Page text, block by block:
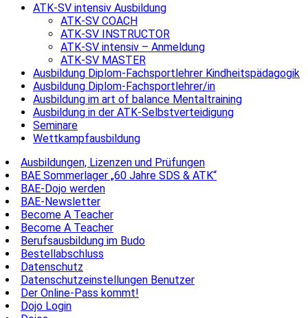
ATK-SV intensiv Ausbildung
ATK-SV COACH
ATK-SV INSTRUCTOR
ATK-SV intensiv – Anmeldung
ATK-SV MASTER
Ausbildung Diplom-Fachsportlehrer Kindheitspädagogik
Ausbildung Diplom-Fachsportlehrer/in
Ausbildung im art of balance Mentaltraining
Ausbildung in der ATK-Selbstverteidigung
Seminare
Wettkampfausbildung
Ausbildungen, Lizenzen und Prüfungen
BAE Sommerlager „60 Jahre SDS & ATK“
BAE-Dojo werden
BAE-Newsletter
Become A Teacher
Become A Teacher
Berufsausbildung im Budo
Bestellabschluss
Datenschutz
Datenschutzeinstellungen Benutzer
Der Online-Pass kommt!
Dojo Login